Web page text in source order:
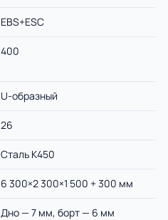
EBS+ESC
400
U-образный
26
Сталь К450
6 300×2 300×1 500 + 300 мм
Дно — 7 мм, борт — 6 мм